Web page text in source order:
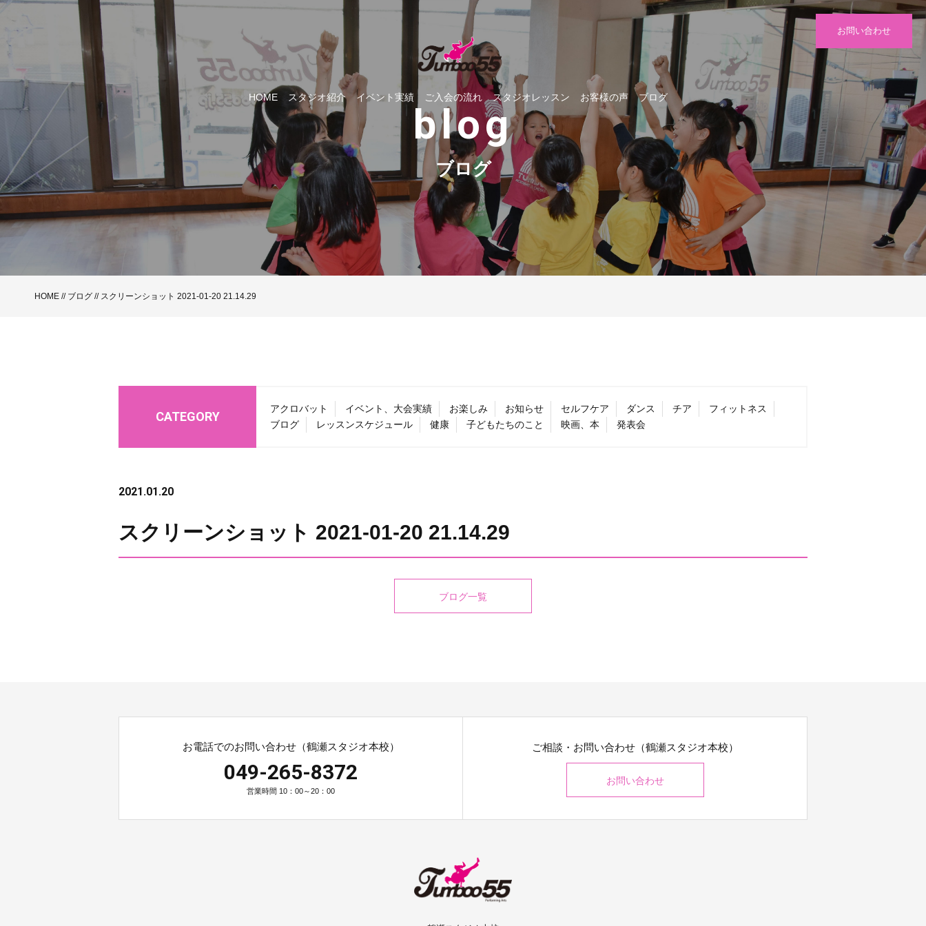
HOME スタジオ紹介 イベント実績 ご入会の流れ スタジオレッスン お客様の声 ブログ
お問い合わせ
blog
ブログ
HOME // ブログ // スクリーンショット 2021-01-20 21.14.29
CATEGORY
アクロバット イベント、大会実績 お楽しみ お知らせ セルフケア ダンス チア
フィットネス
ブログ
レッスンスケジュール 健康 子どもたちのこと 映画、本 発表会
2021.01.20
スクリーンショット 2021-01-20 21.14.29
ブログ一覧
お電話でのお問い合わせ（鶴瀬スタジオ本校）
049-265-8372
営業時間 10：00～20：00
ご相談・お問い合わせ（鶴瀬スタジオ本校）
お問い合わせ